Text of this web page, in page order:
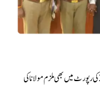
اس کے علاوہ ہندوستان اخبار کی ویب سائٹ پر شائع 13 اگست 2024 کی رپورٹ میں بھی ملزم مولانا کی